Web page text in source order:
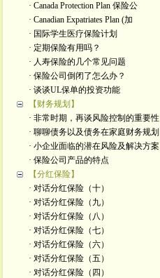
· Canada Protection Plan 保险公
· Canadian Expatriates Plan (加
· 国际学生医疗保险计划
· 定期保险有用吗？
· 人寿保险的几个常见问题
· 保险公司倒闭了怎么办？
· 谈谈UL保单的投资功能
【财务规划】
· 非常时期，再谈风险控制的重要性
· 聊聊债务以及债务在家庭财务规划
· 小企业面临的潜在风险及解决方案
· 保险公司产品的特点
【分红保险】
· 对话分红保险（十）
· 对话分红保险（九）
· 对话分红保险（八）
· 对话分红保险（七）
· 对话分红保险（六）
· 对话分红保险（五）
· 对话分红保险（四）